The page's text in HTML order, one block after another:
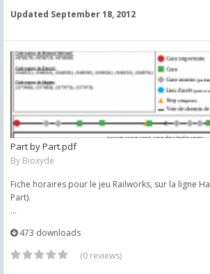
Updated September 18, 2012
Part by Part.pdf
By Bioxyde
Fiche horaires pour le jeu Railworks, sur la ligne
Part).
...
473 downloads
(0 reviews)